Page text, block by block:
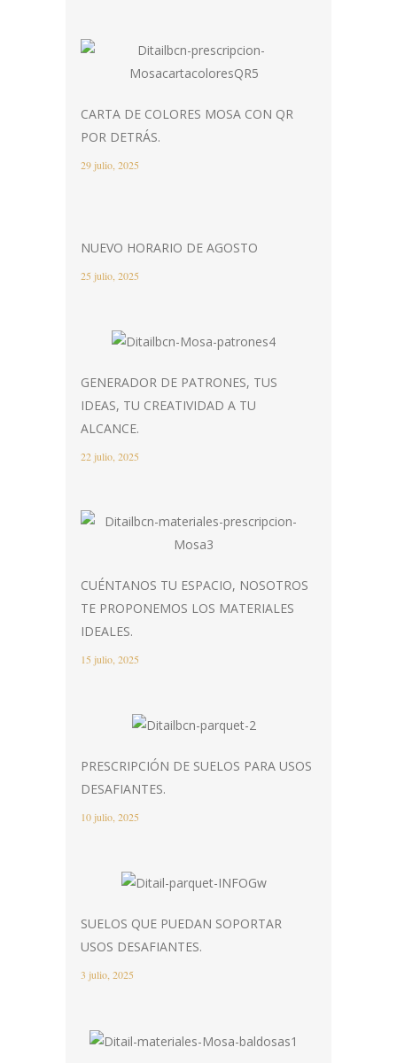
CARTA DE COLORES MOSA CON QR
POR DETRÁS.
29 julio, 2025
NUEVO HORARIO DE AGOSTO
25 julio, 2025
GENERADOR DE PATRONES, TUS
IDEAS, TU CREATIVIDAD A TU
ALCANCE.
22 julio, 2025
CUÉNTANOS TU ESPACIO, NOSOTROS
TE PROPONEMOS LOS MATERIALES
IDEALES.
15 julio, 2025
PRESCRIPCIÓN DE SUELOS PARA USOS
DESAFIANTES.
10 julio, 2025
SUELOS QUE PUEDAN SOPORTAR
USOS DESAFIANTES.
3 julio, 2025